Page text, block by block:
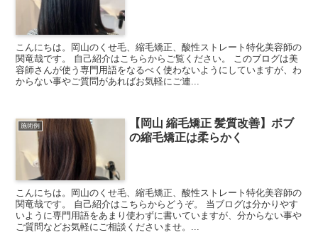
こんにちは。岡山のくせ毛、縮毛矯正、酸性ストレート特化美容師の
関竜哉です。 自己紹介はこちらからご覧ください。 このブログは美
容師さんが使う専門用語をなるべく使わないようにしていますが、わ
からない事やご質問があればお気軽にご連...
施術例
【岡山 縮毛矯正 髪質改善】ボブ
の縮毛矯正は柔らかく
こんにちは。岡山のくせ毛、縮毛矯正、酸性ストレート特化美容師の
関竜哉です。 自己紹介はこちらからどうぞ。 当ブログは分かりやす
いように専門用語をあまり使わずに書いていますが、分からない事や
ご質問などお気軽にご相談くださいませ。...